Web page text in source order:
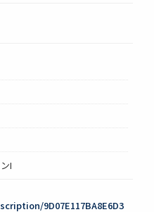
I
9D07E117BA8E6D3